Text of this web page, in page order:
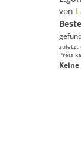
von
zuletzt
Preis